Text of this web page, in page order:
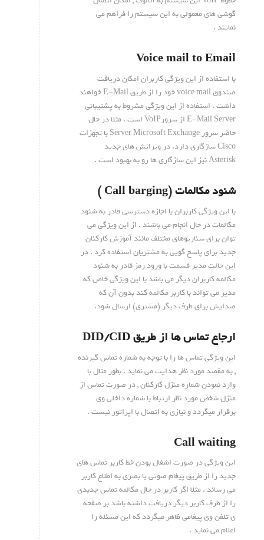
گوشی های معمولی به این سیستم را فراهم می
نمایند .
Voice mail to Email
با استفاده از این ویژگی کاربران امکان دریافت
صندوق voice mail خود را از طریق E-Mail خواهند
داشت . استفاده از این ویژگی مشروط به پشتیبانی
E-Mail Server از سرورVoIP است . مثلا در حال
حاضر سرور Server Microsoft Exchange با تجهزات
Cisco سازگاری دارد. در ویرایش های جدید
Asterisk نیز این سازگاری ها رو به بهبود است .
شنود مکالمات (Call barging )
با این ویژگی کاربران با اجازه دسترسی قادر به شنود
مکالمات در حال انجام می باشند . از این ویژگی می
توان برای سناریوهای مختلف مانند آموزش کارکنان
جدید برای پاسخ گویی به مشتریان استفاده کرد . در
این حالت مدیر قسمت با ورود رمز قادر به شنود
مکالمه کاربران دیگر می باشد با این ویژگی خاص که
مدیر می تواند با کاربر مکالمه کند بدون آن که
صدایش برای طرف دیگر (مشتری) ارسال شود.
ارجاع تماس ها از طریق DID/CID
این ویژگی تماس ها را با توجه به شماره تماس گیرنده
, به مقصد مورد نظر هدایت می نماید . بطور مثال با
وارد نمودن شماره منزل کارکنان , در صورت تماس از
منزل شخص مورد نظر ارتباط با شماره داخلی وی
برقرار میگردد و نیازی به اتصال با اپراتور نیست .
Call waiting
این ویژگی در صورت اشغال بودن خط کاربر تماس های
جدید را از طریق پیغام صوتی یا بصری به اطلاع کاربر
می رساند . مثلا اگر کاربر در حال مکالمه تماس جدبدی
را از طرف کاربر دیگر دریافت داشته باشد بر صفحه
ی تلفن وی پیغامی ظاهر میگردد که این مسئله را
اعلام می نماید .